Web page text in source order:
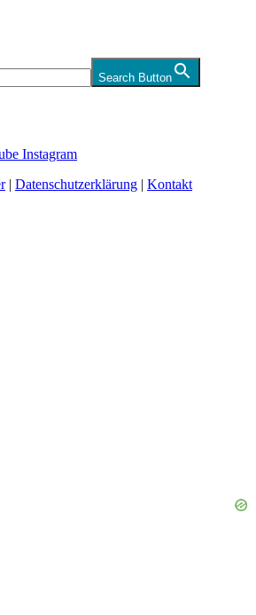
Search Button
Instagram
| Datenschutzerklärung | Kontakt